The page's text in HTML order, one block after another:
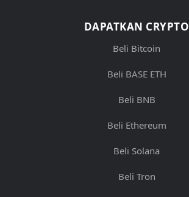
DAPATKAN CRYPTO
Beli Bitcoin
Beli BASE ETH
Beli BNB
Beli Ethereum
Beli Solana
Beli Tron